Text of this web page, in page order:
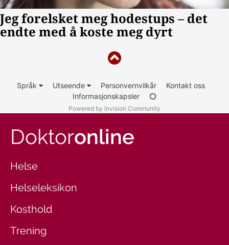
Språk Utseende Personvernvilkår
Kontakt oss
Informasjonskapsler
Powered by Invision Community
Doktoronline
Helse
Helseleksikon
Kosthold
Trening